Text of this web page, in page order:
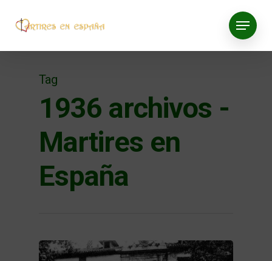
Tag
1936 archivos -
Martires en
España